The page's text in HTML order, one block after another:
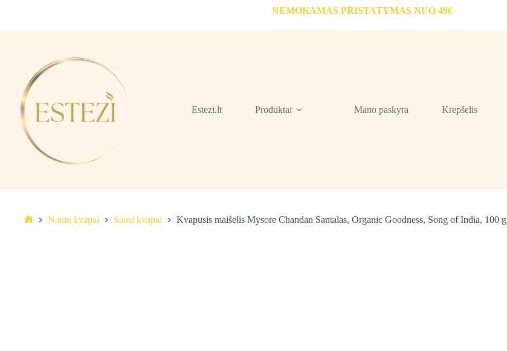
NEMOKAMAS PRISTATYMAS NUO 49€
Estezi.lt Produktai Mano paskyra Krepšelis
Namų kvapai Sausi kvapai Kvapusis maišelis Mysore Chandan Santalas, Organic Goodness, Song of India, 100 g